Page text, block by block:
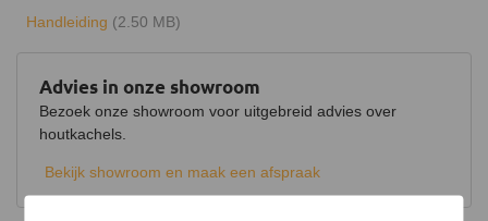
Advies in onze showroom
Bezoek onze showroom voor uitgebreid advies over
houtkachels.
Bekijk showroom en maak een afspraak
Kabellengte 1,5 meter
Stroomvoorziening 230V / 50Hz
Thermostaat
Handleiding (2.50 MB)